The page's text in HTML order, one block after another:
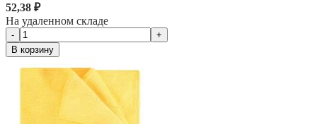
52,38 ₽
На удаленном складе
-
+
В корзину